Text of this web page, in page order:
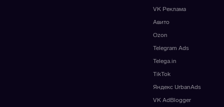
VK Реклама
Авито
Ozon
Telegram Ads
Telega.in
TikTok
Яндекс UrbanAds
VK AdBlogger